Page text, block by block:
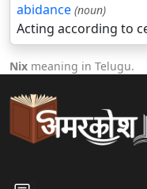
abidance (noun)
Acting according to
Nix meaning in Telugu.